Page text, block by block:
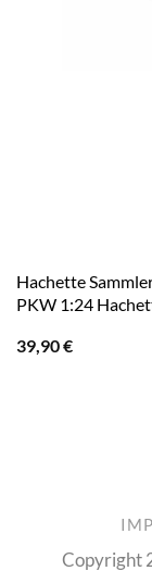
Hachette
PKW 1:24
39,90€
Copyright